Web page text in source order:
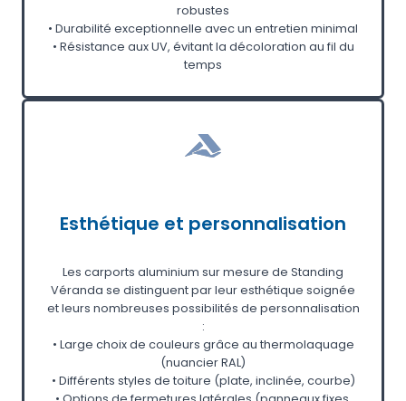
robustes
• Durabilité exceptionnelle avec un entretien minimal
• Résistance aux UV, évitant la décoloration au fil du
temps
Esthétique et personnalisation
Les carports aluminium sur mesure de Standing
Véranda se distinguent par leur esthétique soignée
et leurs nombreuses possibilités de personnalisation
:
• Large choix de couleurs grâce au thermolaquage
(nuancier RAL)
• Différents styles de toiture (plate, inclinée, courbe)